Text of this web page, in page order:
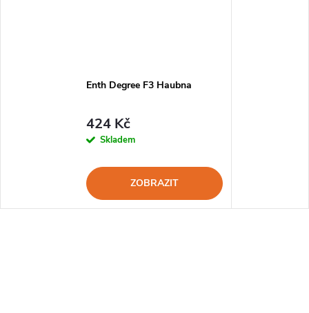
Enth Degree F3 Haubna
424 Kč
Skladem
ZOBRAZIT